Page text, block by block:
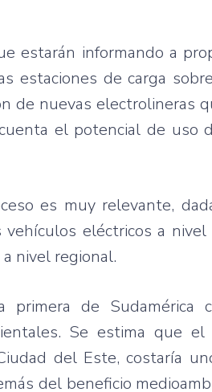
estarán informando a
estaciones de carga
de nuevas electrolineras
el potencial de uso
es muy relevante,
eléctricos a
nivel regional.
de Sudamérica
Se estima que
del Este, costaría
del beneficio